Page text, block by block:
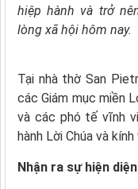
hiệp hành và trở
lòng xã hội hôm nay.
Tại nhà thờ San
các Giám mục miền
và các phó tế vĩnh
hành Lời Chúa và
Nhận ra sự hiện